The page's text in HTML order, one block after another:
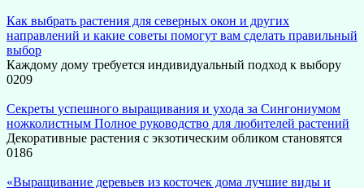
Как выбрать растения для северных окон и других
направлений и какие советы помогут вам сделать правильный
выбор
Каждому дому требуется индивидуальный подход к выбору
0209
Секреты успешного выращивания и ухода за Сингониумом
ножколистным Полное руководство для любителей растений
Декоративные растения с экзотическим обликом становятся
0186
«Выращивание деревьев из косточек дома лучшие виды и